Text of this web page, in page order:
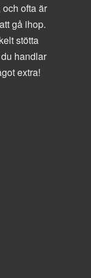
ofta är
gå ihop.
stötta
handlar
extra!